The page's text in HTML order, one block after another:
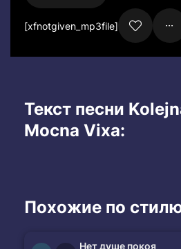
[xfnotgiven_mp3file]
Текст песни
Mocna Vixa:
Похожие по
Нет душе покоя